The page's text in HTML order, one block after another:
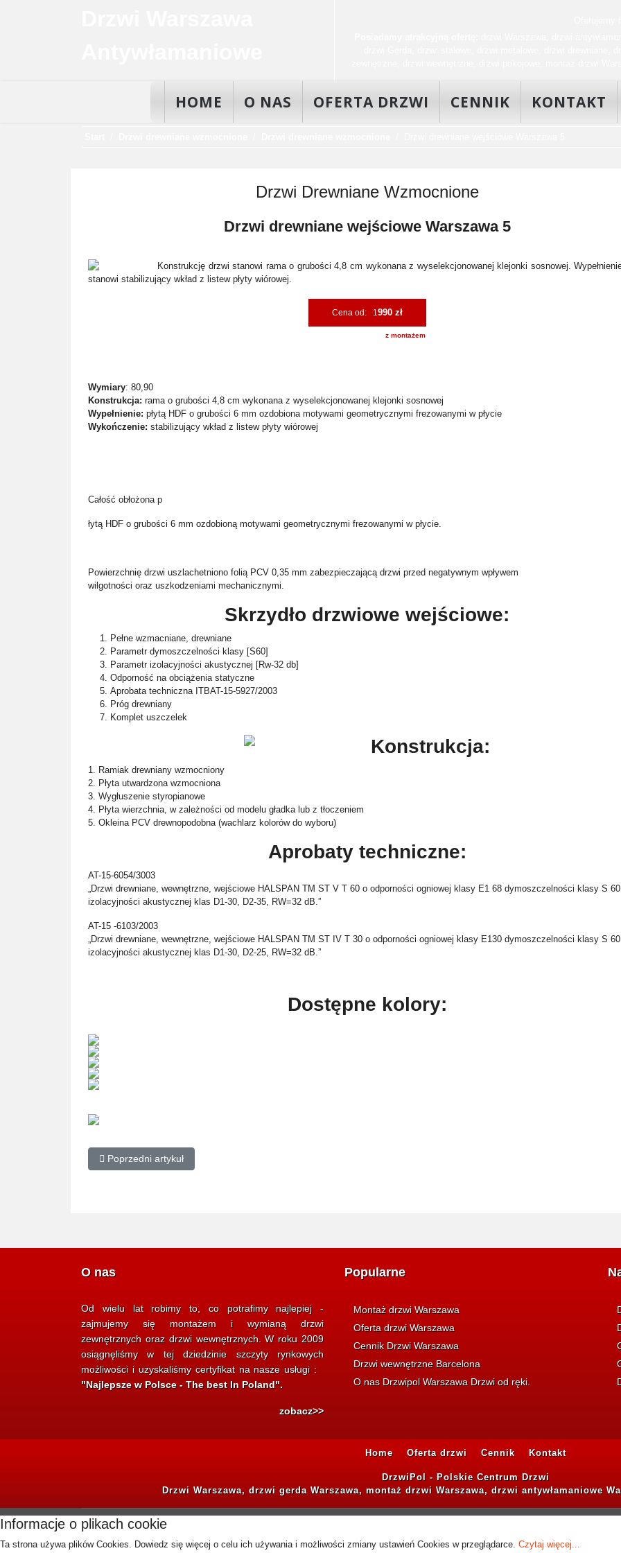
HOME O NAS OFERTA DRZWI CENNIK KONTAKT
Drzwi Drewniane Wzmocnione
Drzwi drewniane wejściowe Warszawa 5
Konstrukcję drzwi stanowi rama o grubości 4,8 cm wykonana z wyselekcjonowanej klejonki sosnowej.
stanowi stabilizujący wkład z listew płyty wiórowej.
Cena od: 1990 zł
z montażem
Wymiary: 80,90
Konstrukcja: rama o grubości 4,8 cm wykonana z wyselekcjonowanej klejonki sosnowej
Wypełnienie: płytą HDF o grubości 6 mm ozdobiona motywami geometrycznymi frezowanymi w płycie
Wykończenie: stabilizujący wkład z listew płyty wiórowej
Całość obłożona p
łytą HDF o grubości 6 mm ozdobioną motywami geometrycznymi frezowanymi w płycie.
Powierzchnię drzwi uszlachetniono folią PCV 0,35 mm zabezpieczającą drzwi przed negatywnym wpływem
wilgotności oraz uszkodzeniami mechanicznymi.
Skrzydło drzwiowe wejściowe:
Pełne wzmacniane, drewniane
Parametr dymoszczelności klasy [S60]
Parametr izolacyjności akustycznej [Rw-32 db]
Odporność na obciążenia statyczne
Aprobata techniczna ITBAT-15-5927/2003
Próg drewniany
Komplet uszczelek
Konstrukcja:
1. Ramiak drewniany wzmocniony
2. Płyta utwardzona wzmocniona
3. Wygłuszenie styropianowe
4. Płyta wierzchnia, w zależności od modelu gładka lub z tłoczeniem
5. Okleina PCV drewnopodobna (wachlarz kolorów do wyboru)
Aprobaty techniczne:
AT-15-6054/3003
„Drzwi drewniane, wewnętrzne, wejściowe HALSPAN TM ST V T 60 o odporności ogniowej klasy E1 68 dymoszczelności klasy S
izolacyjności akustycznej klas D1-30, D2-35, RW=32 dB.”
AT-15 -6103/2003
„Drzwi drewniane, wewnętrzne, wejściowe HALSPAN TM ST IV T 30 o odporności ogniowej klasy E130 dymoszczelności klasy S
izolacyjności akustycznej klas D1-30, D2-25, RW=32 dB.”
Dostępne kolory:
Poprzedni artykuł: Drzwi drewniane Warszawa 4
Poprzedni artykuł
O nas
Od wielu lat robimy to, co potrafimy najlepiej -
zajmujemy się montażem i wymianą drzwi
zewnętrznych oraz drzwi wewnętrznych. W roku 2009
osiągnęliśmy w tej dziedzinie szczyty rynkowych
możliwości i uzyskaliśmy certyfikat na nasze usługi :
"Najlepsze w Polsce - The best In Poland".
zobacz>>
Popularne
Montaż drzwi Warszawa
Oferta drzwi Warszawa
Cennik Drzwi Warszawa
Drzwi wewnętrzne Barcelona
O nas Drzwipol Warszawa Drzwi od ręki.
Home Oferta drzwi Cennik Kontakt
DrzwiPol - Polskie Centrum Drzwi
Drzwi Warszawa, drzwi gerda Warszawa, montaż drzwi Warszawa, drzwi antywłamaniowe
Informacje o plikach cookie
Ta strona używa plików Cookies. Dowiedz się więcej o celu ich używania i możliwości zmiany ustawień Cookies w przeglądarce. Czytaj więcej...